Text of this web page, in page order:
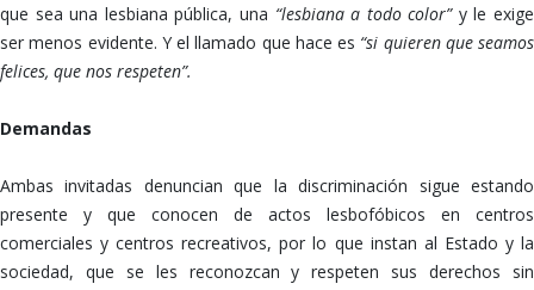
que sea una lesbiana pública, una “lesbiana a todo color”y le exige
ser menos evidente. Y el llamado que hace es “si quieren que seamos
felices, que nos respeten”.
Demandas
Ambas invitadas denuncian que la discriminación sigue estando
presente y que conocen de actos lesbofóbicos en centros
comerciales y centros recreativos, por lo que instan al Estado y la
sociedad, que se les reconozcan y respeten sus derechos sin